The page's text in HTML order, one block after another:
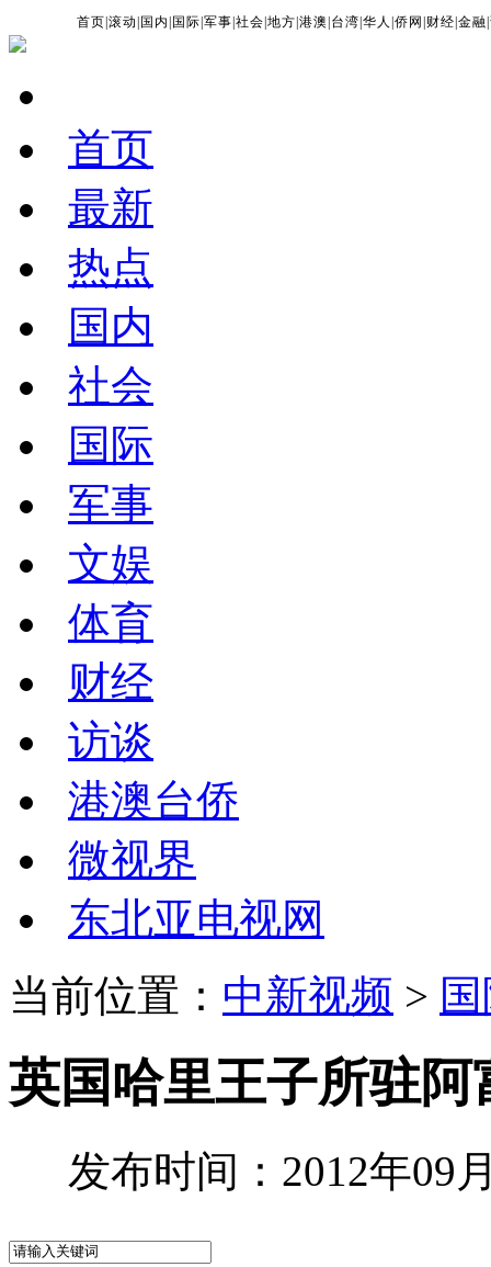
首页 |滚动 国内 国际 |军事 |社会 |地方 |港澳 台湾 |华人 |侨网 财经 |金融 |
首页
最新
热点
国内
社会
国际
军事
文娱
体育
财经
访谈
港澳台侨
微视界
东北亚电视网
当前位置： 中新视频 >
英国哈里王子所驻阿
发布时间：2012年09